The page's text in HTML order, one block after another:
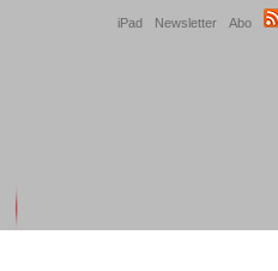
Abo
Newsletter
iPad